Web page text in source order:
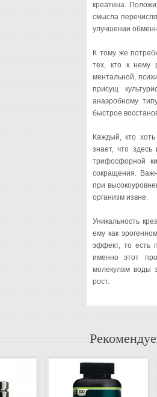
креатина.
смысла
улучшении
К тому же
тех, кто к нему
ментальной,
присущ
анаэробному
быстрое
Каждый, кто хоть
знает, что
трифосфорной
сокращения.
при
организм извне.
Уникальность
ему как
эффект, то есть
именно этот
молекулам воды
рост.